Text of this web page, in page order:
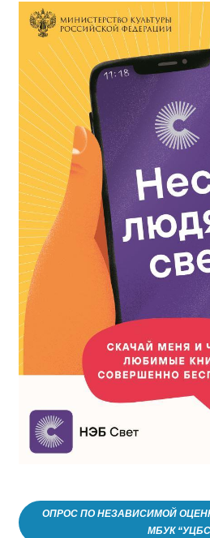
ОПРОС ПО НЕЗАВИСИМОЙ
МБУК